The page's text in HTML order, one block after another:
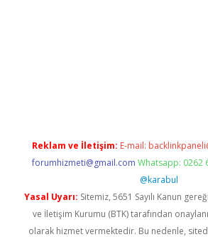
Reklam ve İletişim: E-mail:
forumhizmeti@gmail.com Whatsapp: 0262
@karabul
Yasal Uyarı: Sitemiz, 5651 Sayılı Kanun
ve İletişim Kurumu (BTK) tarafından
olarak hizmet vermektedir. Bu nedenle,